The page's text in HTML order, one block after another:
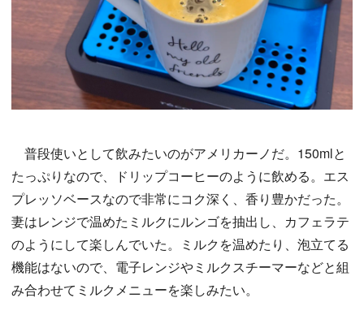
普段使いとして飲みたいのがアメリカーノだ。150mlと
たっぷりなので、ドリップコーヒーのように飲める。エス
プレッソベースなので非常にコク深く、香り豊かだった。
妻はレンジで温めたミルクにルンゴを抽出し、カフェラテ
のようにして楽しんでいた。ミルクを温めたり、泡立てる
機能はないので、電子レンジやミルクスチーマーなどと組
み合わせてミルクメニューを楽しみたい。